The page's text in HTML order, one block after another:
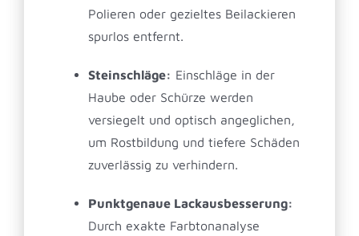
Polieren oder gezieltes Beilackieren
spurlos entfernt.
Steinschläge: Einschläge in der
Haube oder Schürze werden
versiegelt und optisch angeglichen,
um Rostbildung und tiefere Schäden
zuverlässig zu verhindern.
Punktgenaue Lackausbesserung:
Durch exakte Farbtonanalyse